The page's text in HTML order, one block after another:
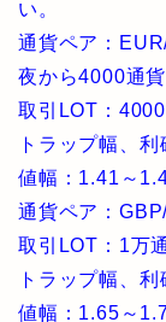
い。
通貨ペア：
夜から4000通
取引LOT：
トラップ幅、
値幅：1.41～
通貨ペア：
取引LOT：1万
トラップ幅、
値幅：1.65～